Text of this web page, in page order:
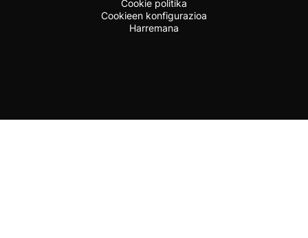
Cookie politika
Cookieen konfigurazioa
Harremana